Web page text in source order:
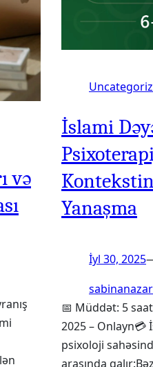
və
İslami
Yanaşma
İyl 30, 2025
📅 Müddət: 5
2025 – Onlayn💳
psixoloji
arasında